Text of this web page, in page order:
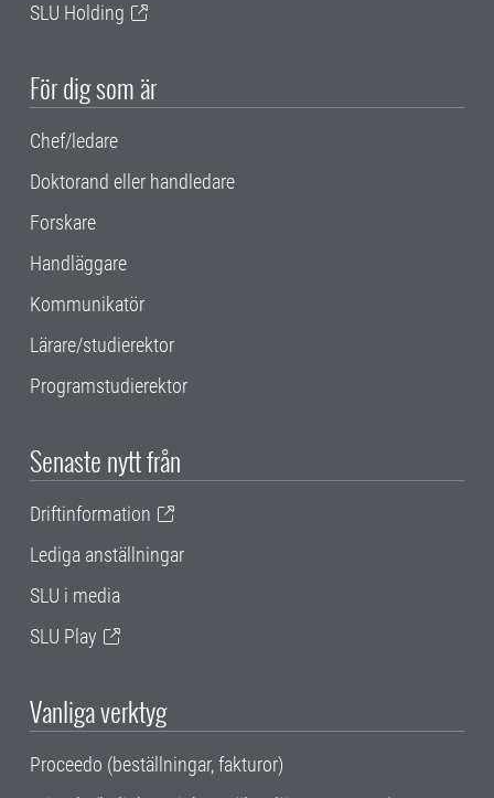
SLU Holding
För dig som är
Chef/ledare
Doktorand eller handledare
Forskare
Handläggare
Kommunikatör
Lärare/studierektor
Programstudierektor
Senaste nytt från
Driftinformation
Lediga anställningar
SLU i media
SLU Play
Vanliga verktyg
Proceedo (beställningar, fakturor)